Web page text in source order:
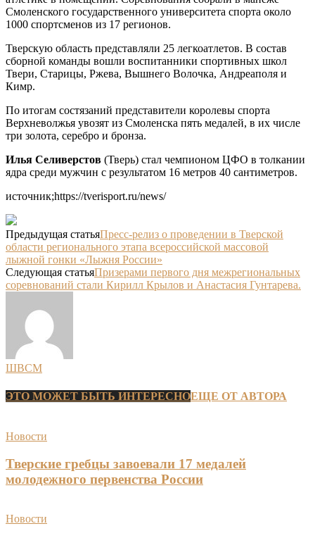
Смоленского государственного университета спорта около
1000 спортсменов из 17 регионов.
Тверскую область представляли 25 легкоатлетов. В состав
сборной команды вошли воспитанники спортивных школ
Твери, Старицы, Ржева, Вышнего Волочка, Андреаполя и
Кимр.
По итогам состязаний представители королевы спорта
Верхневолжья увозят из Смоленска пять медалей, в их числе
три золота, серебро и бронза.
Илья Селиверстов (Тверь) стал чемпионом ЦФО в толкании
ядра среди мужчин с результатом 16 метров 40 сантиметров.
источник;https://tverisport.ru/news/
Предыдущая статьяПресс-релиз о проведении в Тверской
области регионального этапа всероссийской массовой
лыжной гонки «Лыжня России»
Следующая статьяПризерами первого дня межрегиональных
соревнований стали Кирилл Крылов и Анастасия Гунтарева.
ШВСМ
ЭТО МОЖЕТ БЫТЬ ИНТЕРЕСНОЕЩЕ ОТ АВТОРА
Новости
Тверские гребцы завоевали 17 медалей
молодежного первенства России
Новости